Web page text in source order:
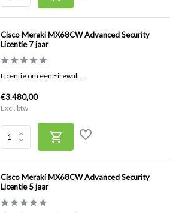
Cisco Meraki MX68CW Advanced Security
Licentie 7 jaar
Licentie om een Firewall ...
€3.480,00
Excl. btw
Cisco Meraki MX68CW Advanced Security
Licentie 5 jaar